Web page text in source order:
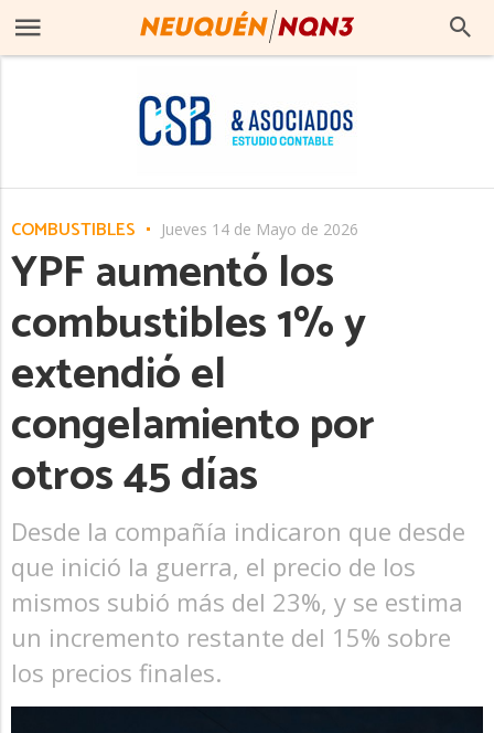
COMBUSTIBLES Jueves 14 de Mayo de 2026
YPF aumentó los
combustibles 1% y
extendió el
congelamiento por
otros 45 días
Desde la compañía indicaron que desde
que inició la guerra, el precio de los
mismos subió más del 23%, y se estima
un incremento restante del 15% sobre
los precios finales.